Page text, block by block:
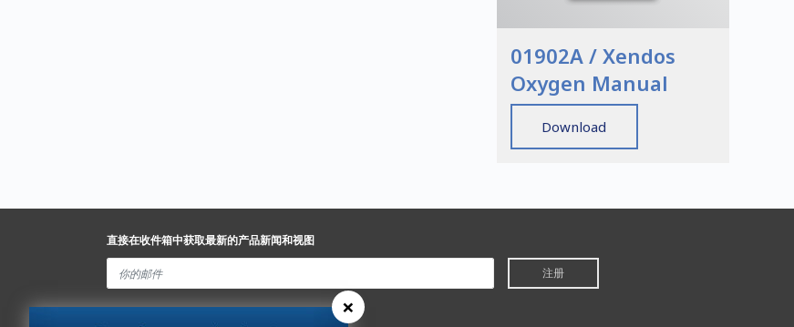
01902A / Xendos
Oxygen Manual
Download
直接在收件箱中获取最新的产品新闻和视图
注册
×